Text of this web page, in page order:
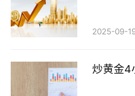
2025-09-
炒黄金4